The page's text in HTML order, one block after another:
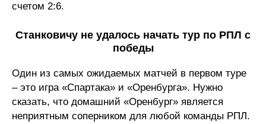
счетом 2:6.
Станковичу не удалось начать тур по РПЛ с
победы
Один из самых ожидаемых матчей в первом туре
– это игра «Спартака» и «Оренбурга». Нужно
сказать, что домашний «Оренбург» является
неприятным соперником для любой команды РПЛ.